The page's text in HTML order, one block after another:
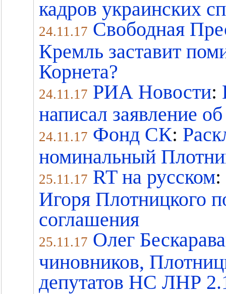
кадров украинских
24.11.17 Свободная
Кремль заставит
Корнета?
24.11.17 РИА Новости:
написал заявление об
24.11.17 Фонд СК:
номинальный
25.11.17 RT на русском:
Игоря Плотницкого
соглашения
25.11.17 Олег
чиновников,
депутатов НС ЛНР